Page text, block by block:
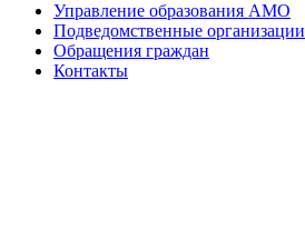
Управление образования АМО
Подведомственные организации
Обращения граждан
Контакты